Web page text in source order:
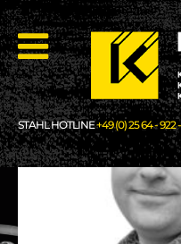
STAHL HOTLINE+49 (0) 25 64 - 922